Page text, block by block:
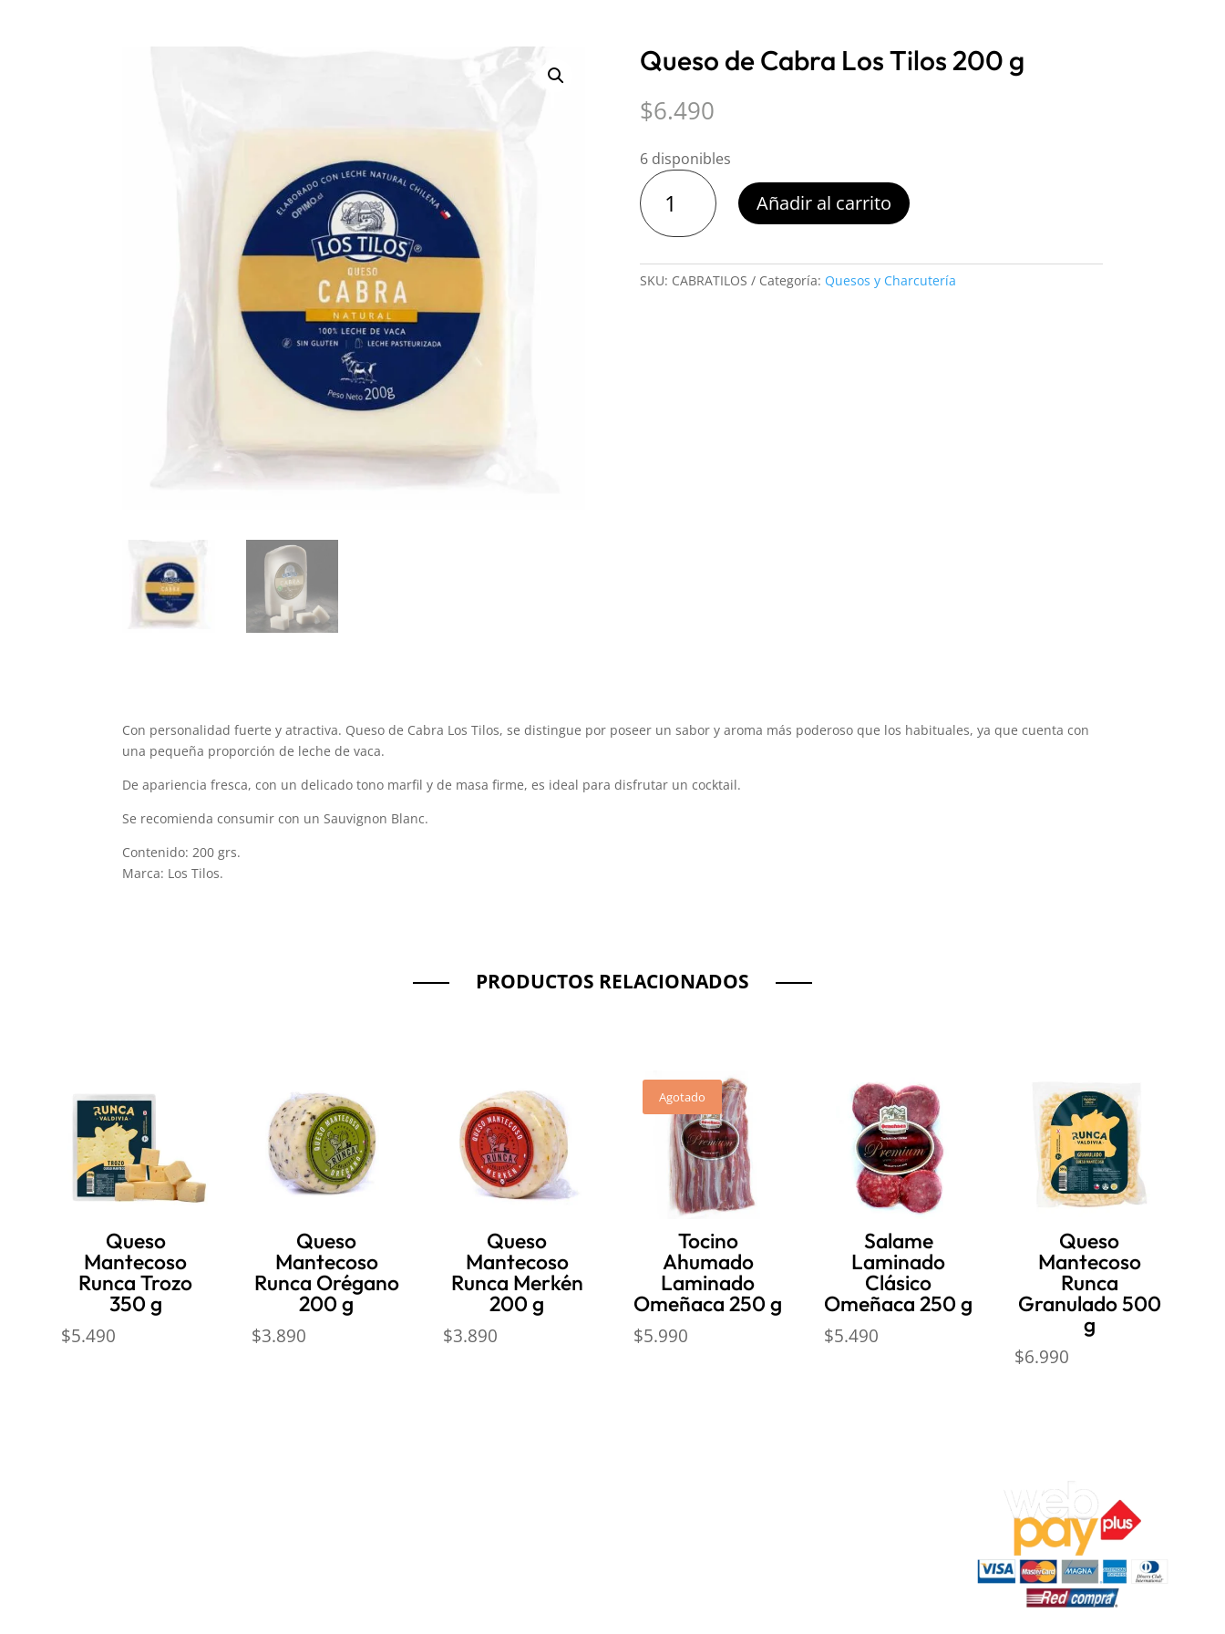
Queso de Cabra Los Tilos 200 g
$6.490
6 disponibles
Queso
de
Cabra
Tilos
200
Añadir al carrito
SKU: CABRATILOS Categoría: Quesos y Charcutería
Con personalidad fuerte y atractiva. Queso de Cabra Los Tilos, se distingue por poseer un sabor y aroma más poderoso que los habituales, ya que cuenta con
una pequeña proporción de leche de vaca.
De apariencia fresca, con un delicado tono marfil y de masa firme, es ideal para disfrutar un cocktail.
Se recomienda consumir con un Sauvignon Blanc.
Contenido: 200 grs.
Marca: Los Tilos.
PRODUCTOS RELACIONADOS
Queso
Mantecoso
Runca Trozo
350 g
$5.490
Queso
Mantecoso
Runca Orégano
200 g
$3.890
Queso
Mantecoso
Runca Merkén
200 g
$3.890
Agotado
Tocino
Ahumado
Laminado
Omeñaca 250 g
$5.990
Salame
Laminado
Clásico
Omeñaca 250 g
$5.490
Queso
Mantecoso
Runca
Granulado 500
g
$6.990